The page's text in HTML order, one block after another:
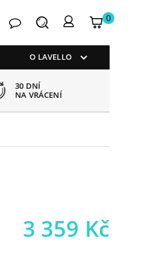
Kontakt Hledat
Můj
0
O LAVELLO
30 DNÍ
NA VRÁCENÍ
3 359 Kč